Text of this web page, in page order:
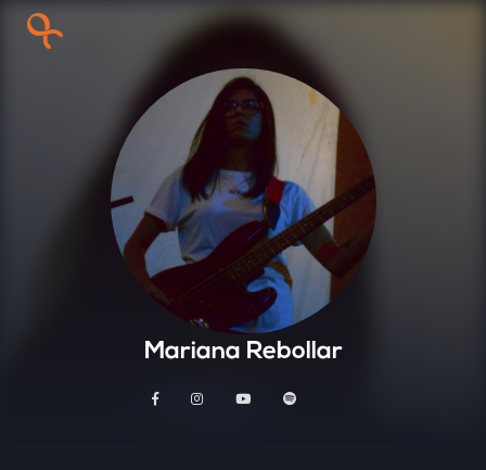
Mariana Rebollar